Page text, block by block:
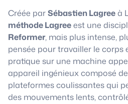
Créée parSébastien Lagreeà
méthode Lagreeest une
Reformer, mais plus intense,
pensée pour travailler le corps
pratique sur une machine
appareil ingénieux composé
plateformes coulissantes qui
des mouvements lents,